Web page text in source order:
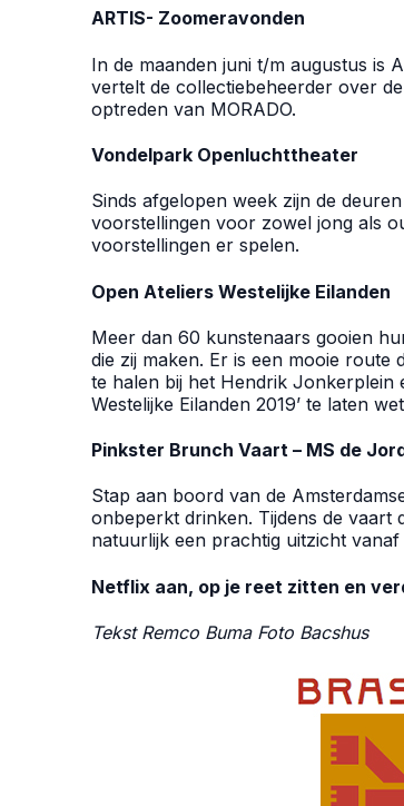
ARTIS- Zoomeravonden
In de maanden juni t/m augustus is
vertelt de collectiebeheerder over
optreden van MORADO.
Vondelpark Openluchttheater
Sinds afgelopen week zijn de
voorstellingen voor zowel jong als
voorstellingen er spelen.
Open Ateliers Westelijke Eilanden
Meer dan 60 kunstenaars gooien
die zij maken. Er is een mooie route
te halen bij het Hendrik Jonkerplein
Westelijke Eilanden 2019’ te laten
Pinkster Brunch Vaart – MS de
Stap aan boord van de
onbeperkt drinken. Tijdens de vaart
natuurlijk een prachtig uitzicht
Netflix aan, op je reet zitten en
Tekst Remco Buma Foto Bacshus